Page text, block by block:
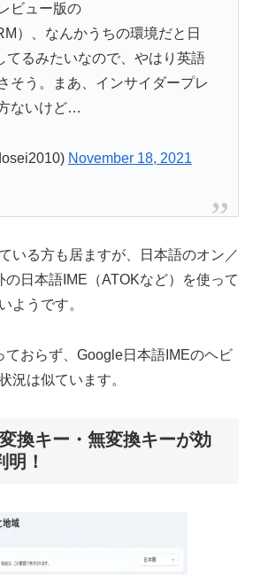
ビュー版の
）、なんかうちの環境だと日
てるみたいなので、やはり英語
そう。まあ、インサイダープレ
ないけど…
November 18, 2021
いる方も居ますが、日本語のオン／
の日本語IME（ATOKなど）を使って
ようです。
ておらず、Google日本語IMEのヘビ
況は似ています。
換キー・無変換キーが効
！